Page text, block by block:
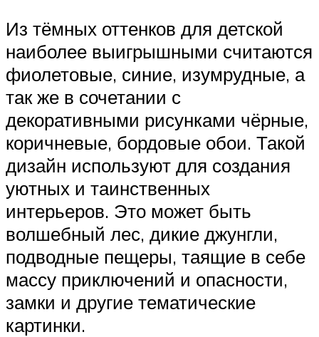
Из тёмных оттенков для детской
наиболее выигрышными считаются
фиолетовые, синие, изумрудные, а
так же в сочетании с
декоративными рисунками чёрные,
коричневые, бордовые обои. Такой
дизайн используют для создания
уютных и таинственных
интерьеров. Это может быть
волшебный лес, дикие джунгли,
подводные пещеры, таящие в себе
массу приключений и опасности,
замки и другие тематические
картинки.